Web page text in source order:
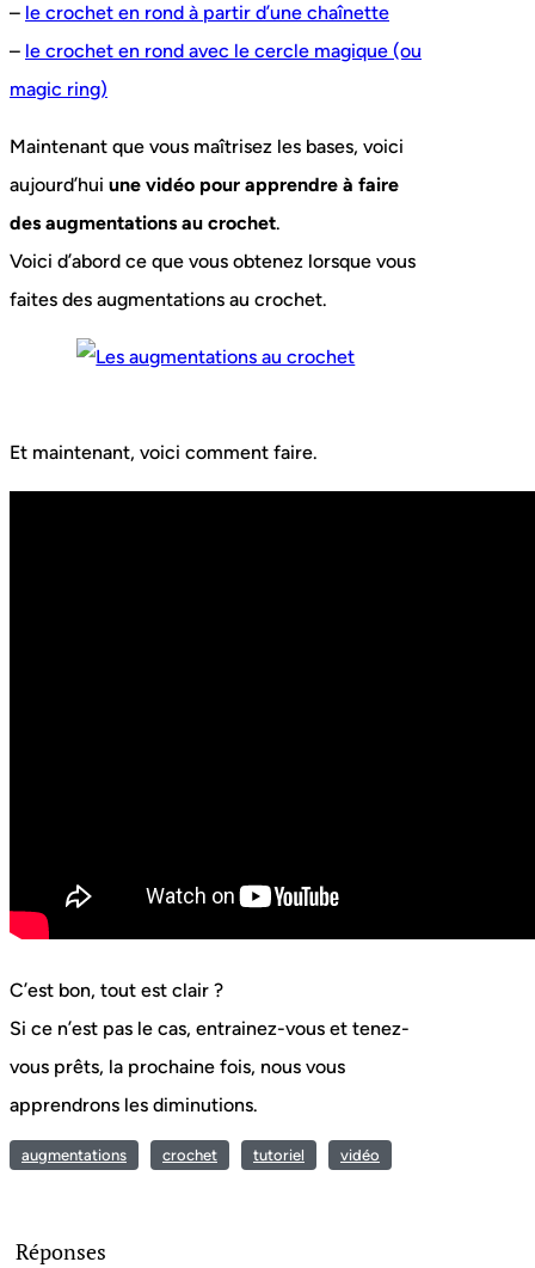
– le crochet en rond à partir d’une chaînette
– le crochet en rond avec le cercle magique (ou
magic ring)
Maintenant que vous maîtrisez les bases, voici
aujourd’hui une vidéo pour apprendre à faire
des augmentations au crochet.
Voici d’abord ce que vous obtenez lorsque vous
faites des augmentations au crochet.
Et maintenant, voici comment faire.
C’est bon, tout est clair ?
Si ce n’est pas le cas, entrainez-vous et tenez-
vous prêts, la prochaine fois, nous vous
apprendrons les diminutions.
augmentations crochet tutoriel vidéo
Réponses